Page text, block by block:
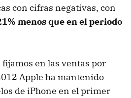
con cifras negativas, con
menos que en el periodo
en las ventas por
Apple ha mantenido
de iPhone en el primer